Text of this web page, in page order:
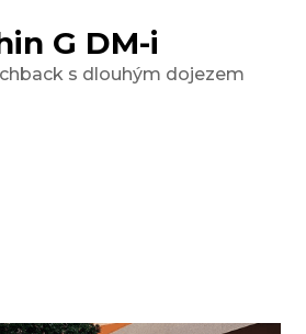
G DM-i
s dlouhým dojezem